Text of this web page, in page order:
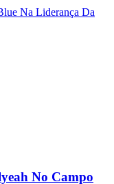
Na Liderança Da
No Campo